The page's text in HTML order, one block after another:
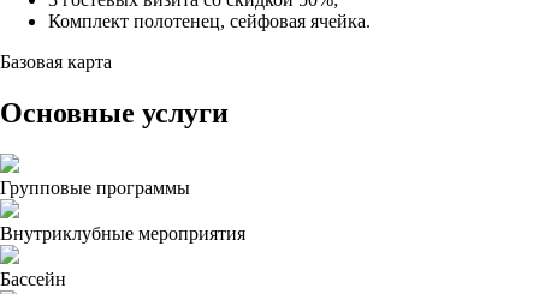
Комплект полотенец, сейфовая ячейка.
Базовая карта
Основные услуги
Групповые программы
Внутриклубные мероприятия
Бассейн